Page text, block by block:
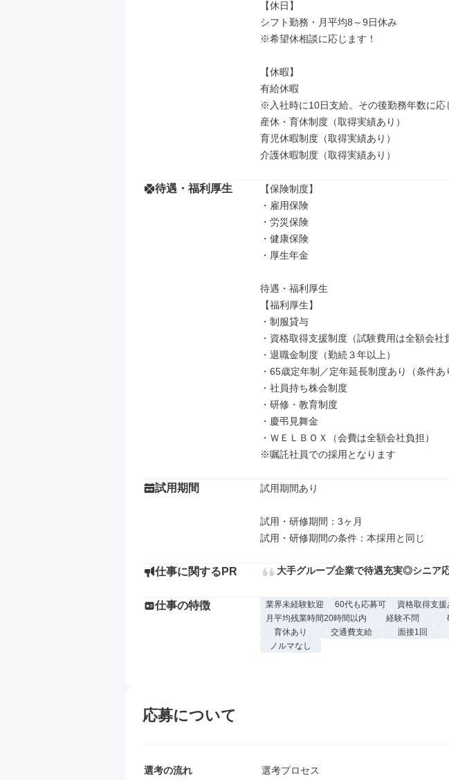
【休日】
シフト勤務・月平均8～9日休み
※希望休相談に応じます！
【休暇】
有給休暇
※入社時に10日支給。その後勤務年数に応
産休・育休制度（取得実績あり）
育児休暇制度（取得実績あり）
介護休暇制度（取得実績あり）
待遇・福利厚生
【保険制度】
・雇用保険
・労災保険
・健康保険
・厚生年金
待遇・福利厚生
【福利厚生】
・制服貸与
・資格取得支援制度（試験費用は全額会社
・退職金制度（勤続３年以上）
・65歳定年制／定年延長制度あり（条件あ
・社員持ち株会制度
・研修・教育制度
・慶弔見舞金
・ＷＥＬＢＯＸ（会費は全額会社負担）
※嘱託社員での採用となります
試用期間 試用期間あり
試用・研修期間：3ヶ月
仕事に関するPR 大手グループ企業で待遇充実◎シニア
仕事の特徴 業界未経験歓迎 60代も応募可 資格取得支援
月平均残業時間20時間以内
経験不問
育休あり
交通費支給 面接1回
ノルマなし
応募について
選考の流れ 選考プロセス